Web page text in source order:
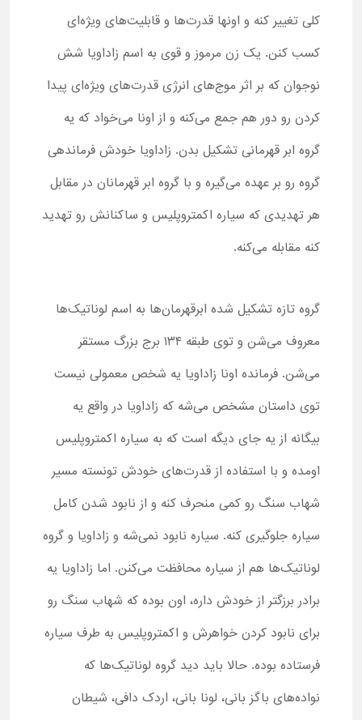
کلی تغییر کنه و اونها قدرت‌ها و قابلیت‌های ویژه‌ای
کسب کنن. یک زن مرموز و قوی به اسم زاداویا شش
نوجوان که بر اثر موج‌های انرژی قدرت‌های ویژه‌ای پیدا
کردن رو دور هم جمع می‌کنه و از اونا می‌خواد که یه
گروه ابر قهرمانی تشکیل بدن. زاداویا خودش فرماندهی
گروه رو بر عهده می‌گیره و با گروه ابر قهرمانان در مقابل
هر تهدیدی که سیاره اکمتروپلیس و ساکنانش رو تهدید
کنه مقابله می‌کنه.
گروه تازه تشکیل شده ابرقهرمان‌ها به اسم لوناتیک‌ها
معروف می‌شن و توی طبقه ۱۳۴ برج بزرگ مستقر
می‌شن. فرمانده اونا زاداویا یه شخص معمولی نیست
توی داستان مشخص می‌شه که زاداویا در واقع یه
بیگانه از یه جای دیگه است که به سیاره اکمتروپلیس
اومده و با استفاده از قدرت‌های خودش تونسته مسیر
شهاب سنگ رو کمی منحرف کنه و از نابود شدن کامل
سیاره جلوگیری کنه. سیاره نابود نمی‌شه و زاداویا و گروه
لوناتیک‌ها هم از سیاره محافظت می‌کنن. اما زاداویا یه
برادر برزگتر از خودش داره، اون بوده که شهاب سنگ رو
برای نابود کردن خواهرش و اکمتروپلیس به طرف سیاره
فرستاده بوده. حالا باید دید گروه لوناتیک‌ها که
نواده‌های باگز بانی، لونا بانی، اردک دافی، شیطان